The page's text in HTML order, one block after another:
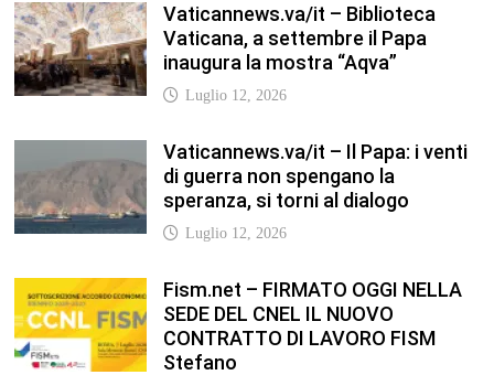
Vaticannews.va/it – Biblioteca
Vaticana, a settembre il Papa
inaugura la mostra “Aqva”
Luglio 12, 2026
Vaticannews.va/it – Il Papa: i venti
di guerra non spengano la
speranza, si torni al dialogo
Luglio 12, 2026
Fism.net – FIRMATO OGGI NELLA
SEDE DEL CNEL IL NUOVO
CONTRATTO DI LAVORO FISM
Stefano